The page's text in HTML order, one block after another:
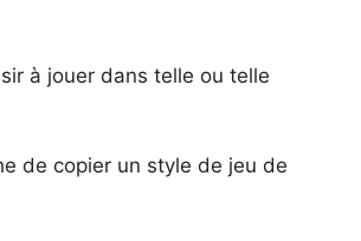
à jouer dans telle ou telle
de copier un style de jeu de